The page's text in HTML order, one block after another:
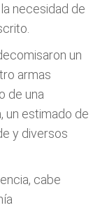
necesidad de
un
armas
de una
un estimado de
y diversos
cabe